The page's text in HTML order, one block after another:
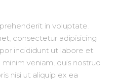
in voluptate.
consectetur adipisicing
incididunt ut labore et
veniam, quis nostrud
nisi ut aliquip ex ea